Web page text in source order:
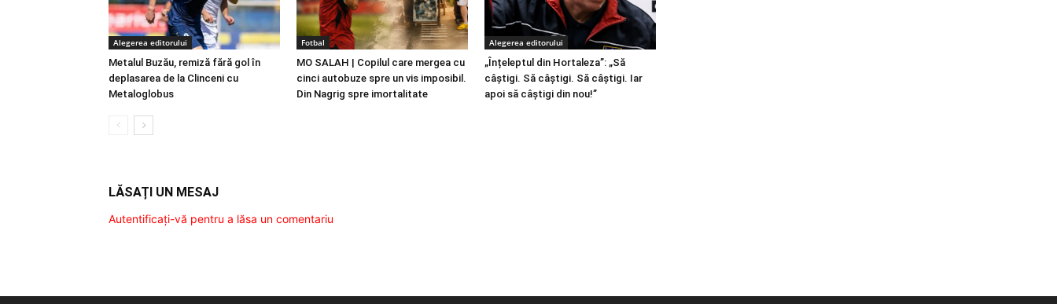
Alegerea editorului
Metalul Buzău, remiză fără gol în
deplasarea de la Clinceni cu
Metaloglobus
Fotbal
MO SALAH | Copilul care mergea cu
cinci autobuze spre un vis imposibil.
Din Nagrig spre imortalitate
Alegerea editorului
„Înțeleptul din Hortaleza”: „Să
câștigi. Să câștigi. Să câștigi. Iar
apoi să câștigi din nou!”
LĂSAȚI UN MESAJ
Autentificați-vă pentru a lăsa un comentariu